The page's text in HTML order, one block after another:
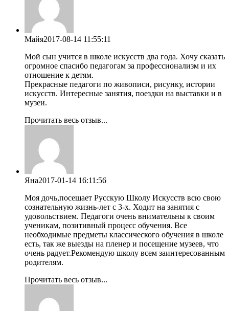
Майя2017-08-14 11:55:11
Мой сын учится в школе искусств два года. Хочу сказать
огромное спасибо педагогам за профессионализм и их
отношение к детям.
Прекрасные педагоги по живописи, рисунку, истории
искусств. Интересные занятия, поездки на выставки и в
музеи.
Прочитать весь отзыв...
Яна2017-01-14 16:11:56
Моя дочь,посещает Русскую Школу Искусств всю свою
сознательную жизнь-лет с 3-х. Ходит на занятия с
удовольствием. Педагоги очень внимательны к своим
ученикам, позитивный процесс обучения. Все
необходимые предметы классического обучения в школе
есть, так же выезды на пленер и посещение музеев, что
очень радует.Рекомендую школу всем заинтересованным
родителям.
Прочитать весь отзыв...